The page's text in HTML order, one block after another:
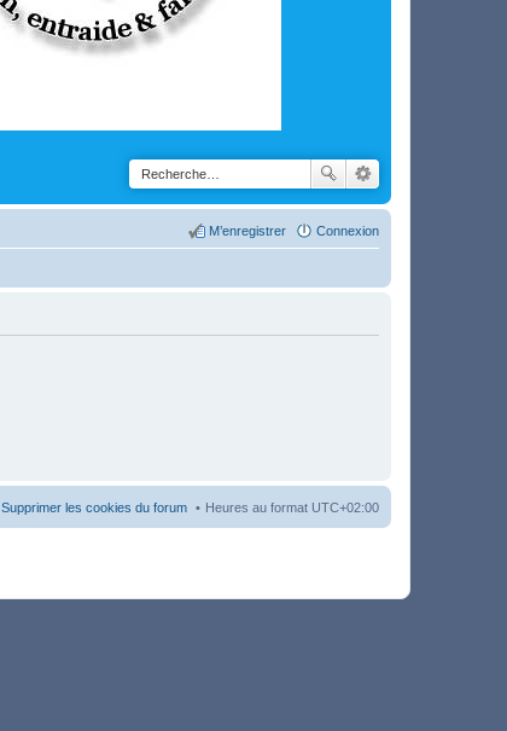
Connexion
M’enregistrer
Heures au format UTC+02:00
Supprimer les cookies du forum